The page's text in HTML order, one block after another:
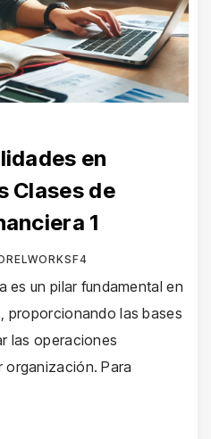
en
Clases de
1
es un pilar fundamental en
proporcionando las bases
las operaciones
organización. Para